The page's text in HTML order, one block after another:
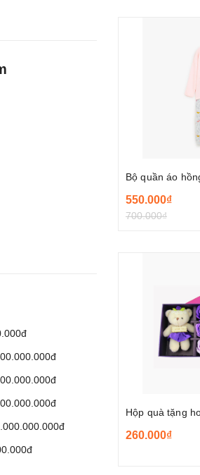
Bộ quần áo
550.000₫
700.000₫
Hộp quà tặng
260.000₫